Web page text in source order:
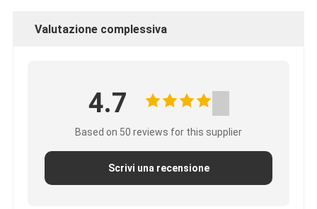
Valutazione complessiva
4.7
Based on 50 reviews for this supplier
Scrivi una recensione